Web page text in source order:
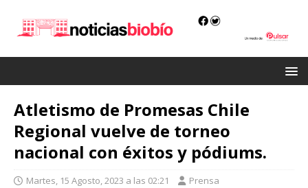
Atletismo de Promesas Chile
Regional vuelve de torneo
nacional con éxitos y pódiums.
Martes, 15 Agosto, 2023 a las 02:21 Prensa